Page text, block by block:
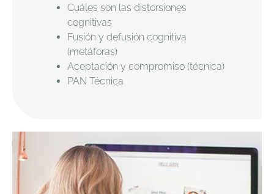
Cuáles son las distorsiones
cognitivas
Fusión y defusión cognitiva
(metáforas)
Aceptación y compromiso (técnica)
PAN Técnica